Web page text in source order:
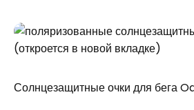
(откроется в новой вкладке)
Солнцезащитные очки для бега